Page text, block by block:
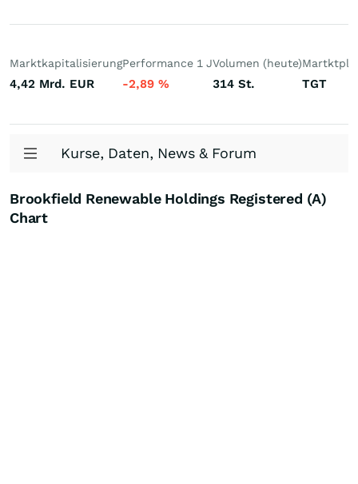
Marktkapitalisierung
4,42 Mrd. EUR
Performance 1 J
-2,89 %
Volumen (heute)
314 St. TGT
Kurse, Daten, News & Forum
Brookfield Renewable Holdings Registered (A)
Chart